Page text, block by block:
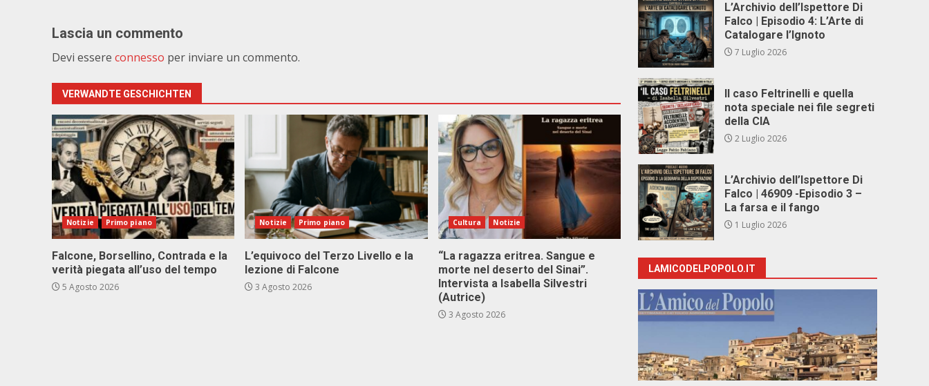
Lascia un commento
Devi essere connesso per inviare un commento.
VERWANDTE GESCHICHTEN
Notizie Primo piano
Falcone, Borsellino, Contrada e la
verità piegata all’uso del tempo
5 Agosto 2026
Notizie Primo piano
L’equivoco del Terzo Livello e la
lezione di Falcone
3 Agosto 2026
Cultura Notizie
“La ragazza eritrea. Sangue e
morte nel deserto del Sinai”.
Intervista a Isabella Silvestri
(Autrice)
3 Agosto 2026
L’Archivio dell’Ispettore Di
Falco | Episodio 4: L’Arte di
Catalogare l’Ignoto
7 Luglio 2026
Il caso Feltrinelli e quella
nota speciale nei file segreti
della CIA
2 Luglio 2026
L’Archivio dell’Ispettore Di
Falco | 46909 -Episodio 3 –
La farsa e il fango
1 Luglio 2026
LAMICODELPOPOLO.IT